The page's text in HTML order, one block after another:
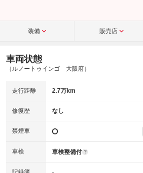
装備 販売店
車両状態
（ルノートゥインゴ 大阪府）
走行距離 2.7万km
修復歴 なし
禁煙車
車検 車検整備付 ?